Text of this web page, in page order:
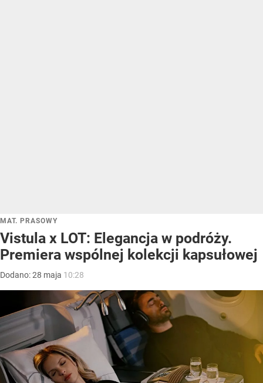
MAT. PRASOWY
Vistula x LOT: Elegancja w podróży.
Premiera wspólnej kolekcji kapsułowej
Dodano:28 maja 10:28